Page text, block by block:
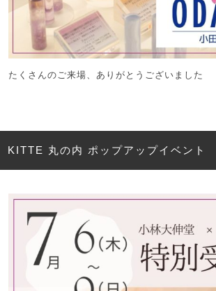
たくさんのご来場、ありがとうございました
KITTE 丸の内 ポップアップイベント